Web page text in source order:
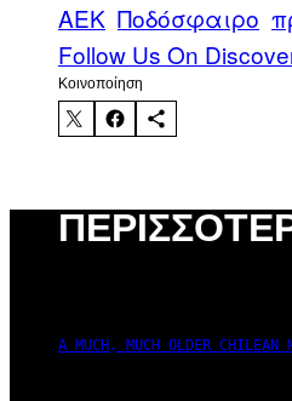
ΑΕΚ Ποδόσφαιρο
Follow Us On
Kοινοποίηση
A MUCH, MUCH OLDER